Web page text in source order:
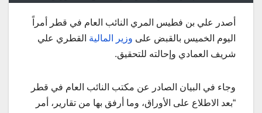
أصدر علي بن فطيس المري النائب العام في قطر أمراً
اليوم الخميس بالقبض على وزير المالية القطري علي
شريف العمادي وإحالته للتحقيق.
وجاء في البيان الصادر عن مكتب النائب العام في قطر
“بعد الاطلاع على الأوراق، وما أرفق بها من تقارير، أمر